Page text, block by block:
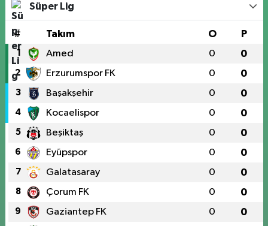
Süper Lig
# Takım O P
1 Amed 0 0
2 Erzurumspor FK 0 0
3 Başakşehir 0 0
4 Kocaelispor 0 0
5 Beşiktaş 0 0
6 Eyüpspor 0 0
7 Galatasaray 0 0
8 Çorum FK 0 0
9 Gaziantep FK 0 0